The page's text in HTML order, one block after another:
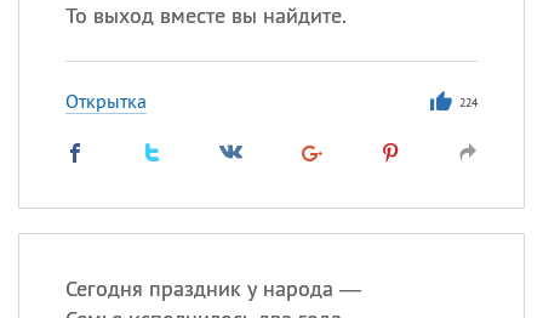
То выход вместе вы найдите.
Открытка 224
Сегодня праздник у народа —